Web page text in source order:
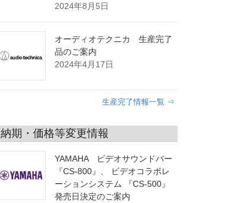
2024年8月5日
オーディオテクニカ 生産完了
品のご案内
2024年4月17日
生産完了情報一覧 ⇒
納期・価格等変更情報
YAMAHA ビデオサウンドバー
『CS-800』、 ビデオコラボレ
ーションシステム 『CS-500』
発売日決定のご案内